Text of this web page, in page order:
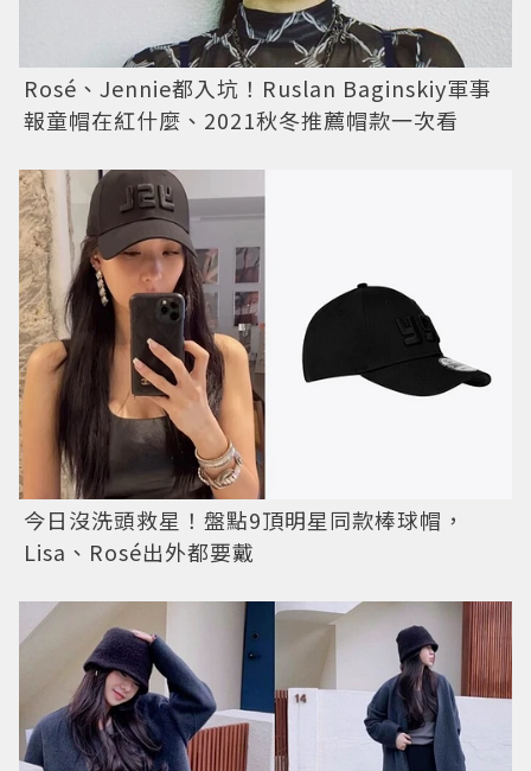
Rosé、Jennie都入坑！Ruslan Baginskiy軍事
報童帽在紅什麼、2021秋冬推薦帽款一次看
今日沒洗頭救星！盤點9頂明星同款棒球帽，
Lisa、Rosé出外都要戴